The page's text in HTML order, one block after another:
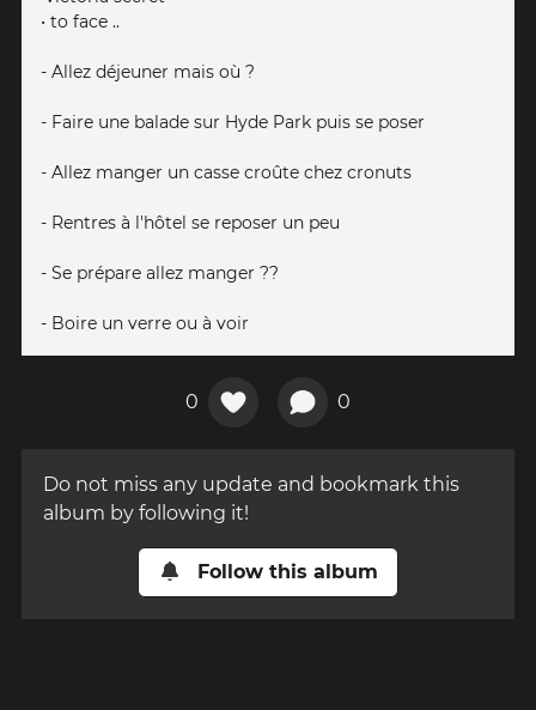
• to face ..
- Allez déjeuner mais où ?
- Faire une balade sur Hyde Park puis se poser
- Allez manger un casse croûte chez cronuts
- Rentres à l'hôtel se reposer un peu
- Se prépare allez manger ??
- Boire un verre ou à voir
0 0
Do not miss any update and bookmark this
album by following it!
Follow this album